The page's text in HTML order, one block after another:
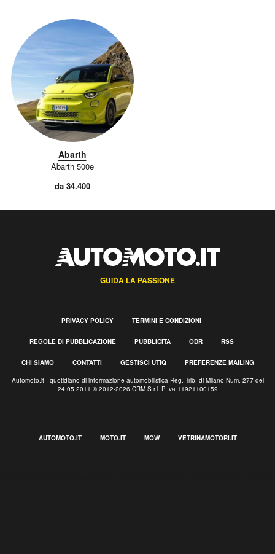
Abarth
Abarth 500e
da 34.400
GUIDA LA PASSIONE
PRIVACY POLICY TERMINI E CONDIZIONI
REGOLE DI PUBBLICAZIONE PUBBLICITÀ ODR RSS
CHI SIAMO CONTATTI GESTISCI UTIQ PREFERENZE MAILING
Automoto.it - quotidiano di informazione automobilistica Reg. Trib. di Milano Num. 277 del
24.05.2011 © 2012-2026 CRM S.r.l. P.Iva 11921100159
AUTOMOTO.IT MOTO.IT MOW VETRINAMOTORI.IT